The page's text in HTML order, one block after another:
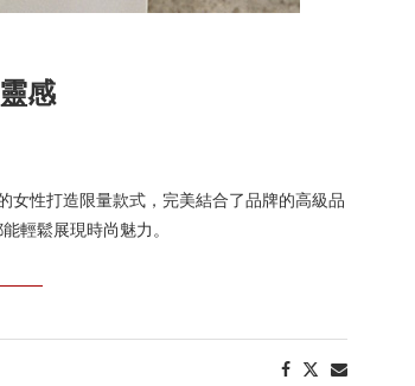
感
女性打造限量款式，完美結合了品牌的高級品
輕鬆展現時尚魅力。